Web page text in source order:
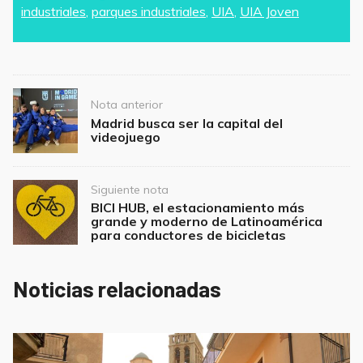
e
b
o
o
k
er l
s
A
p
p
e
industriales parques industriales UIA UIA Joven
Post
navigation
Nota anterior
Madrid busca ser la capital del
videojuego
Siguiente nota
BICI HUB, el estacionamiento más
grande y moderno de Latinoamérica
para conductores de bicicletas
Noticias relacionadas